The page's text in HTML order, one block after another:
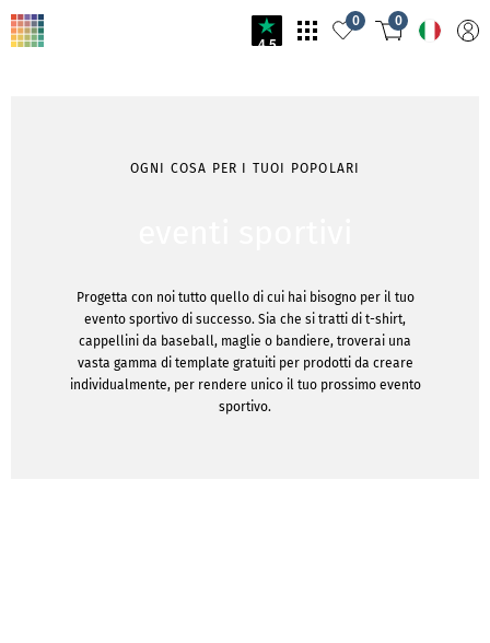
4.5
0 0
OGNI COSA PER I TUOI POPOLARI
Progetta con noi tutto quello di cui hai bisogno per il tuo
evento sportivo di successo. Sia che si tratti di t-shirt,
cappellini da baseball, maglie o bandiere, troverai una
vasta gamma di template gratuiti per prodotti da creare
individualmente, per rendere unico il tuo prossimo evento
sportivo.